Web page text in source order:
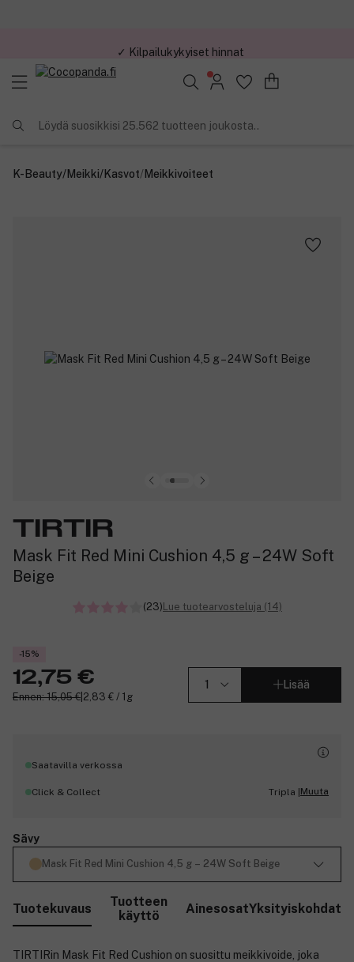
Löydä suosikkisi 25.562 tuotteen joukosta..
K-Beauty/Meikki/Kasvot/Meikkivoiteet
TIRTIR
Mask Fit Red Mini Cushion 4,5 g – 24W Soft
Beige
(23) Lue tuotearvosteluja (14)
-15%
12,75 €
Ennen: 15,05 € 2,83 € / 1g
Lisää
Saatavilla verkossa
Click & Collect Tripla |Muuta
Sävy
Mask Fit Red Mini Cushion 4,5 g – 24W Soft Beige
Tuotekuvaus
Tuotteen
käyttö
AinesosatYksityiskohdat
TIRTIRin Mask Fit Red Cushion on suosittu meikkivoide, joka